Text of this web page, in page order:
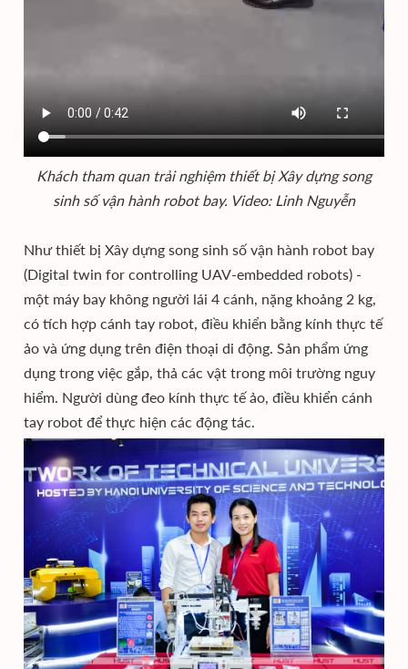
Khách tham quan trải nghiệm thiết bị Xây dựng song
sinh số vận hành robot bay. Video: Linh Nguyễn
Như thiết bị Xây dựng song sinh số vận hành robot bay
(Digital twin for controlling UAV-embedded robots) -
một máy bay không người lái 4 cánh, nặng khoảng 2 kg,
có tích hợp cánh tay robot, điều khiển bằng kính thực tế
ảo và ứng dụng trên điện thoại di động. Sản phẩm ứng
dụng trong việc gắp, thả các vật trong môi trường nguy
hiểm. Người dùng đeo kính thực tế ảo, điều khiển cánh
tay robot để thực hiện các động tác.